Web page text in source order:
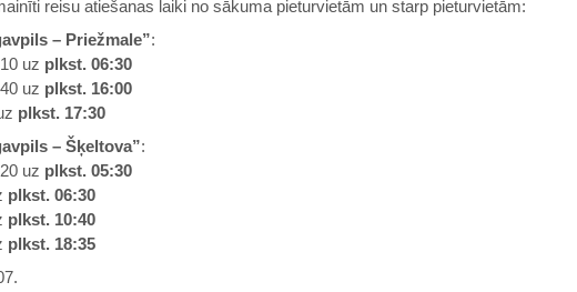
reisu atiešanas laiki no sākuma pieturvietām un starp pieturvietām:
– Priežmale”:
uz plkst. 06:30
uz plkst. 16:00
plkst. 17:30
– Šķeltova”:
uz plkst. 05:30
plkst. 06:30
plkst. 10:40
plkst. 18:35